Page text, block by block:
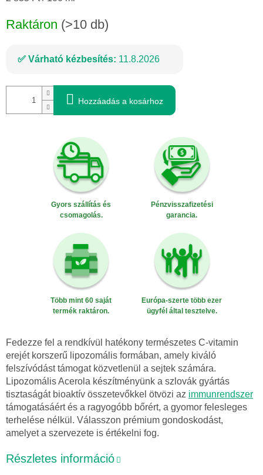
Raktáron (>10 db)
Várható kézbesítés: 11.8.2026
Hozzáadás a kosárhoz
Gyors szállítás és
csomagolás.
Pénzvisszafizetési
garancia.
Több mint 60 saját
termék raktáron.
Európa-szerte több ezer
ügyfél által tesztelve.
Fedezze fel a rendkívül hatékony természetes C-vitamin
erejét korszerű lipozomális formában, amely kiváló
felszívódást támogat közvetlenül a sejtek számára.
Lipozomális Acerola készítményünk a szlovák gyártás
tisztaságát bioaktív összetevőkkel ötvözi az immunrendszer
támogatásáért és a ragyogóbb bőrért, a gyomor felesleges
terhelése nélkül. Válasszon prémium gondoskodást,
amelyet a szervezete is értékelni fog.
Részletes információ